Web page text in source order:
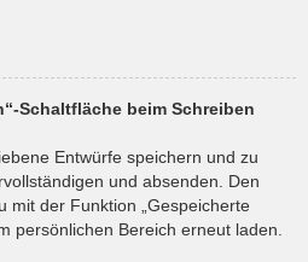
Schaltfläche beim Schreiben
Entwürfe speichern und zu
und absenden. Den
mit der Funktion „Gespeicherte
persönlichen Bereich erneut laden.